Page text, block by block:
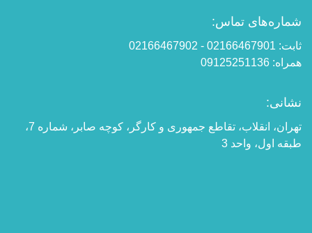
شماره‌های تماس:
ثابت: 02166467901 - 02166467902
همراه: 09125251136
نشانی:
تهران، انقلاب، تقاطع جمهوری و کارگر، کوچه صابر، شماره 7،
طبقه اول، واحد 3